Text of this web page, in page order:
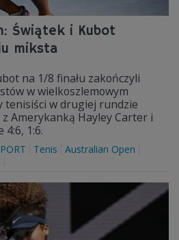
Świątek i Kubot
miksta
na 1/8 finału zakończyli
w wielkoszlemowym
tenisiści w drugiej rundzie
Amerykanką Hayley Carter i
4:6, 1:6.
Tenis
Australian Open